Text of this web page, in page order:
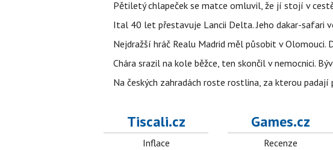
Pětiletý chlapeček se matce omluvil, že jí stojí v
Ital 40 let přestavuje Lancii Delta. Jeho dakar-safari
Nejdražší hráč Realu Madrid měl působit v Olomouci.
Chára srazil na kole běžce, ten skončil v nemocnici.
Na českých zahradách roste rostlina, za kterou padají
Tiscali.cz
Inflace
Games.cz
Recenze